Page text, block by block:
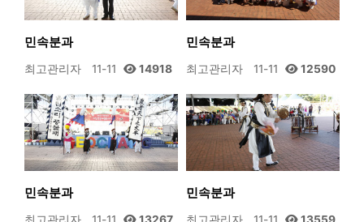
민속분과
최고관리자 11-11 14918
민속분과
최고관리자 11-11 12590
민속분과
최고관리자 11-11 13267
민속분과
최고관리자 11-11 13559